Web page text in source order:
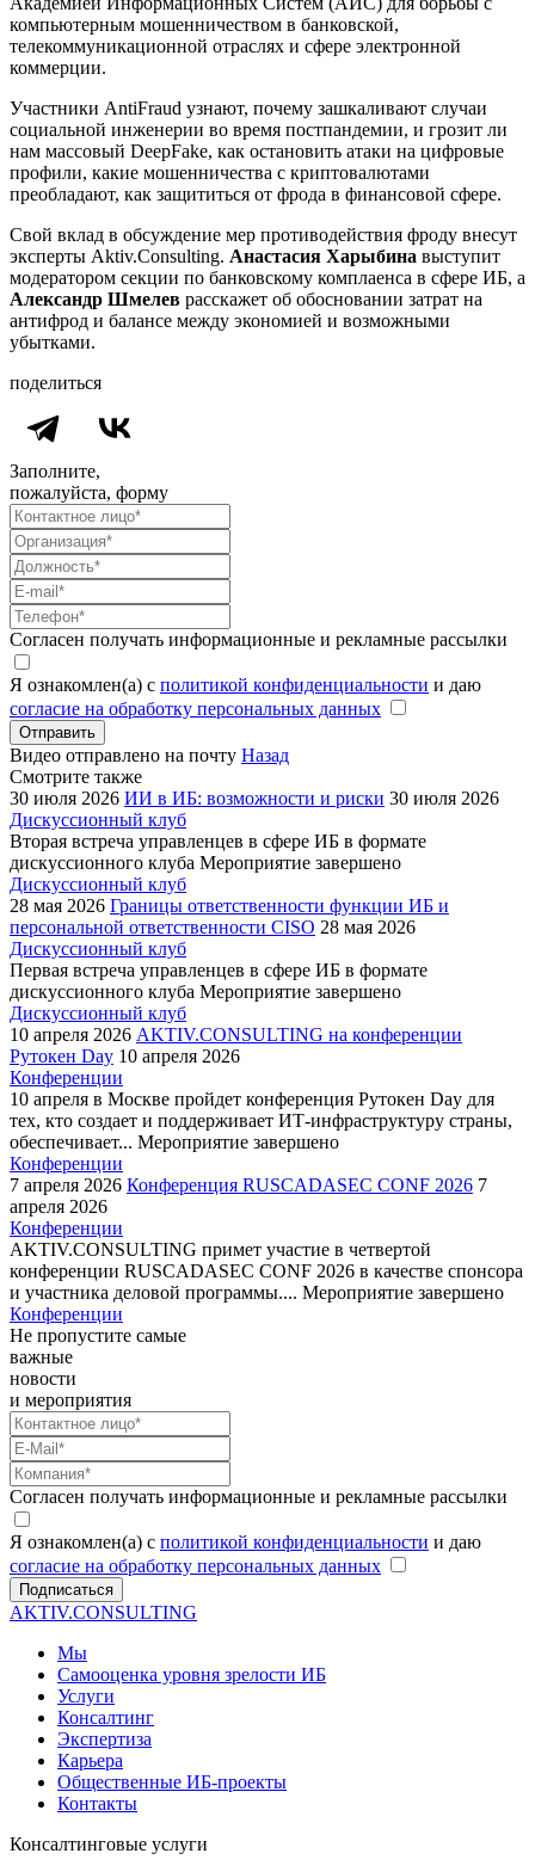
компьютерным мошенничеством в банковской,
телекоммуникационной отраслях и сфере электронной
коммерции.
Участники AntiFraud узнают, почему зашкаливают случаи
социальной инженерии во время постпандемии, и грозит ли
нам массовый DeepFake, как остановить атаки на цифровые
профили, какие мошенничества с криптовалютами
преобладают, как защититься от фрода в финансовой сфере.
Свой вклад в обсуждение мер противодействия фроду внесут
эксперты Aktiv.Сonsulting. Анастасия Харыбина выступит
модератором секции по банковскому комплаенса в сфере ИБ, а
Александр Шмелев расскажет об обосновании затрат на
антифрод и балансе между экономией и возможными
убытками.
поделиться
Заполните,
пожалуйста, форму
Согласен получать информационные и рекламные рассылки
Я ознакомлен(а) с политикой конфиденциальности и даю
согласие на обработку персональных данных
Отправить
Видео отправлено на почту Назад
Смотрите также
30 июля 2026 ИИ в ИБ: возможности и риски 30 июля 2026
Дискуссионный клуб
Вторая встреча управленцев в сфере ИБ в формате
дискуссионного клуба Мероприятие завершено
Дискуссионный клуб
28 мая 2026 Границы ответственности функции ИБ и
персональной ответственности CISO 28 мая 2026
Дискуссионный клуб
Первая встреча управленцев в сфере ИБ в формате
дискуссионного клуба Мероприятие завершено
Дискуссионный клуб
10 апреля 2026 AKTIV.CONSULTING на конференции
Рутокен Day 10 апреля 2026
Конференции
10 апреля в Москве пройдет конференция Рутокен Day для
тех, кто создает и поддерживает ИТ-инфраструктуру страны,
обеспечивает... Мероприятие завершено
Конференции
7 апреля 2026 Конференция RUSCADASEC CONF 2026 7
апреля 2026
Конференции
AKTIV.CONSULTING примет участие в четвертой
конференции RUSCADASEC CONF 2026 в качестве спонсора
и участника деловой программы.... Мероприятие завершено
Конференции
Не пропустите самые
важные
новости
и мероприятия
Согласен получать информационные и рекламные рассылки
Я ознакомлен(а) с политикой конфиденциальности и даю
согласие на обработку персональных данных
Подписаться
AKTIV.CONSULTING
Мы
Самооценка уровня зрелости ИБ
Услуги
Консалтинг
Экспертиза
Карьера
Общественные ИБ-проекты
Контакты
Консалтинговые услуги